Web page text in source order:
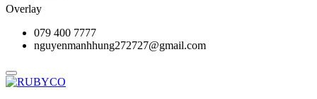
Overlay
079 400 7777
nguyenmanhhung272727@gmail.com